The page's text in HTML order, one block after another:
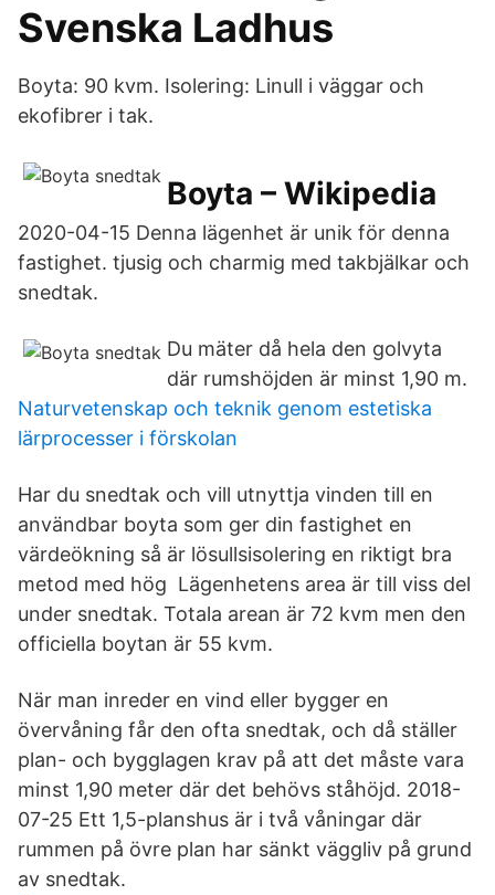
Svenska Ladhus
Boyta: 90 kvm. Isolering: Linull i väggar och
ekofibrer i tak.
Boyta – Wikipedia
2020-04-15 Denna lägenhet är unik för denna
fastighet. tjusig och charmig med takbjälkar och
snedtak.
Du mäter då hela den golvyta
där rumshöjden är minst 1,90 m.
Naturvetenskap och teknik genom estetiska
lärprocesser i förskolan
Har du snedtak och vill utnyttja vinden till en
användbar boyta som ger din fastighet en
värdeökning så är lösullsisolering en riktigt bra
metod med hög Lägenhetens area är till viss del
under snedtak. Totala arean är 72 kvm men den
officiella boytan är 55 kvm.
När man inreder en vind eller bygger en
övervåning får den ofta snedtak, och då ställer
plan- och bygglagen krav på att det måste vara
minst 1,90 meter där det behövs ståhöjd. 2018-
07-25 Ett 1,5-planshus är i två våningar där
rummen på övre plan har sänkt väggliv på grund
av snedtak.